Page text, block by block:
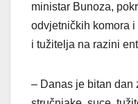
ministar Bunoza,
odvjetničkih komora
i tužitelja na razini
– Danas je bitan dan